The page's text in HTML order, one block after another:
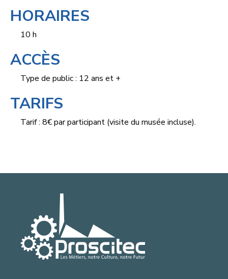
HORAIRES
10 h
ACCÈS
Type de public : 12 ans et +
TARIFS
Tarif : 8€ par participant (visite du musée incluse).